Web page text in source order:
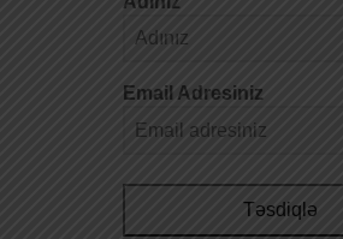
Email Adresiniz
Təsdiqlə